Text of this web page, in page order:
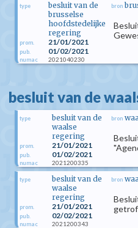
type
besluit van de
brusselse
hoofdstedelijke
regering
prom. 21/01/2021
pub. 01/02/2021
numac 2021040230
bron
besluit van de
type
besluit van de
waalse
regering
prom. 21/01/2021
pub. 01/02/2021
numac 2021200335
bron
type
besluit van de
waalse
regering
prom. 21/01/2021
pub. 02/02/2021
numac 2021200343
bron